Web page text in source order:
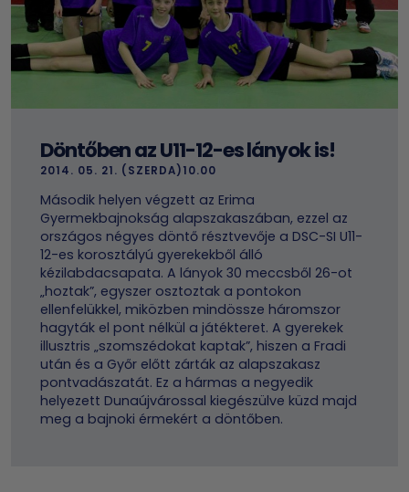
Döntőben az U11-12-es lányok is!
2014. 05. 21. (SZERDA)10.00
Második helyen végzett az Erima
Gyermekbajnokság alapszakaszában, ezzel az
országos négyes döntő résztvevője a DSC-SI U11-
12-es korosztályú gyerekekből álló
kézilabdacsapata. A lányok 30 meccsből 26-ot
„hoztak”, egyszer osztoztak a pontokon
ellenfelükkel, miközben mindössze háromszor
hagyták el pont nélkül a játékteret. A gyerekek
illusztris „szomszédokat kaptak”, hiszen a Fradi
után és a Győr előtt zárták az alapszakasz
pontvadászatát. Ez a hármas a negyedik
helyezett Dunaújvárossal kiegészülve küzd majd
meg a bajnoki érmekért a döntőben.